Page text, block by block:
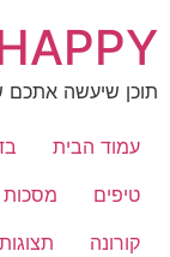
לתוכן
תוכן שיעשה אתכם
עמוד הבית
טיפים
מסכות
קורונה
תצוגות